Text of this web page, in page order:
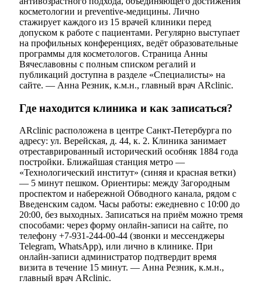
косметологии и preventive-медицины. Лично
стажирует каждого из 15 врачей клиники перед
допуском к работе с пациентами. Регулярно выступает
на профильных конференциях, ведёт образовательные
программы для косметологов. Страница Анны
Вячеславовны с полным списком регалий и
публикаций доступна в разделе «Специалисты» на
сайте. — Анна Резник, к.м.н., главный врач ARclinic.
Где находится клиника и как записаться?
ARclinic расположена в центре Санкт-Петербурга по
адресу: ул. Верейская, д. 44, к. 2. Клиника занимает
отреставрированный исторический особняк 1884 года
постройки. Ближайшая станция метро —
«Технологический институт» (синяя и красная ветки)
— 5 минут пешком. Ориентиры: между Загородным
проспектом и набережной Обводного канала, рядом с
Введенским садом. Часы работы: ежедневно с 10:00 до
20:00, без выходных. Записаться на приём можно тремя
способами: через форму онлайн-записи на сайте, по
телефону +7-931-244-00-44 (звонки и мессенджеры
Telegram, WhatsApp), или лично в клинике. При
онлайн-записи администратор подтвердит время
визита в течение 15 минут. — Анна Резник, к.м.н.,
главный врач ARclinic.